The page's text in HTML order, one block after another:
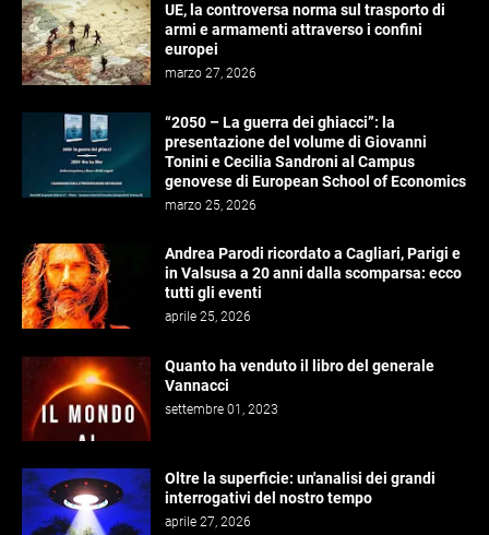
UE, la controversa norma sul trasporto di
armi e armamenti attraverso i confini
europei
marzo 27, 2026
“2050 – La guerra dei ghiacci”: la
presentazione del volume di Giovanni
Tonini e Cecilia Sandroni al Campus
genovese di European School of Economics
marzo 25, 2026
Andrea Parodi ricordato a Cagliari, Parigi e
in Valsusa a 20 anni dalla scomparsa: ecco
tutti gli eventi
aprile 25, 2026
Quanto ha venduto il libro del generale
Vannacci
settembre 01, 2023
Oltre la superficie: un'analisi dei grandi
interrogativi del nostro tempo
aprile 27, 2026